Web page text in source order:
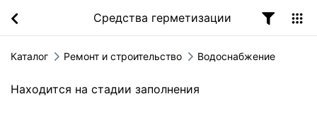
Средства герметизации
Каталог Ремонт и строительство Водоснабжение
Находится на стадии заполнения